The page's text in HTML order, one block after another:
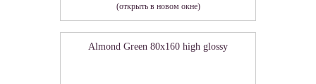
(открыть в новом окне)
Almond Green 80х160 high glossy